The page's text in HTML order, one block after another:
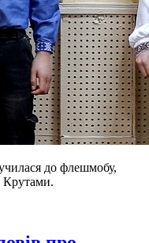
до флешмобу,
Крутами.